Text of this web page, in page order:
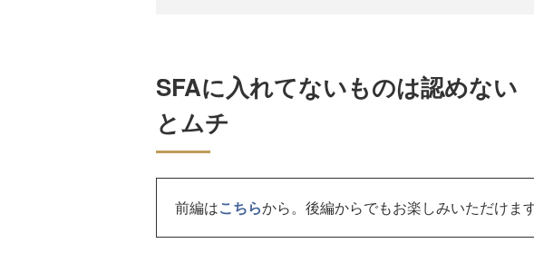
SFAに入れてないものは認めな
とムチ
前編はこちらから。後編からでもお楽しみいただけます